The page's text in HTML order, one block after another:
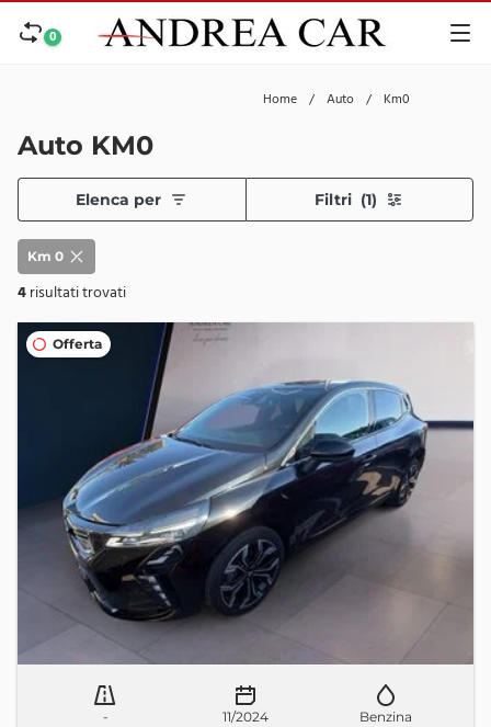
0
Home / Auto / Km0
Auto KM0
Elenca per Filtri (1)
Km 0
4risultati trovati
Offerta
- 11/2024 Benzina